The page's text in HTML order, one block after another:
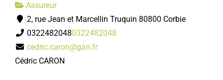
Assureur
2, rue Jean et Marcellin Truquin 80800 Corbie
03224820480322482048
cedric.caron@gan.fr
Cédric CARON